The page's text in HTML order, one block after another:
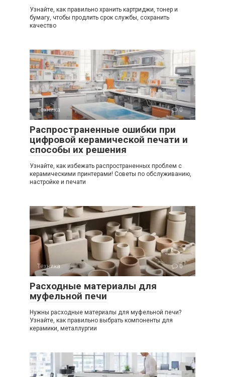
Узнайте, как правильно хранить картриджи, тонер и
бумагу, чтобы продлить срок службы, сохранить
качество
Техника 0
Распространенные ошибки при
цифровой керамической печати и
способы их решения
Узнайте, как избежать распространенных проблем с
керамическими принтерами! Советы по обслуживанию,
настройке и печати
Техника 0
Расходные материалы для
муфельной печи
Нужны расходные материалы для муфельной печи?
Узнайте, как правильно выбрать компоненты для
керамики, металлургии